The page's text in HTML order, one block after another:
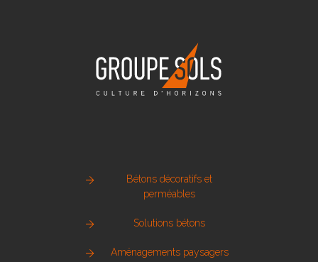
Bétons décoratifs et
perméables
Solutions bétons
Aménagements paysagers